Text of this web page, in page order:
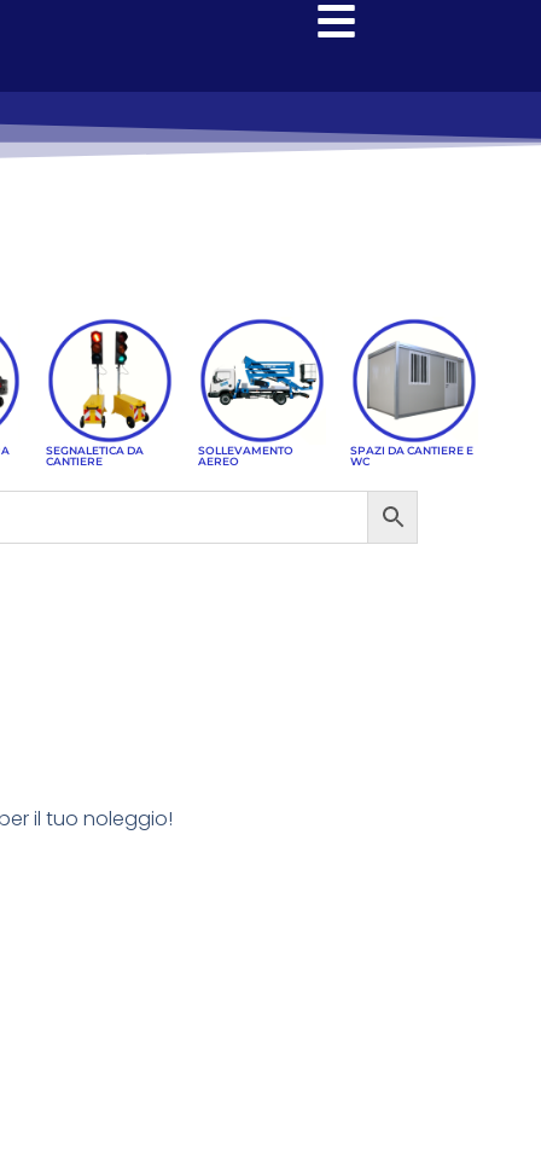
SEGNALETICA DA
CANTIERE
SOLLEVAMENTO
AEREO
SPAZI DA CANTIERE E
WC
il tuo noleggio!